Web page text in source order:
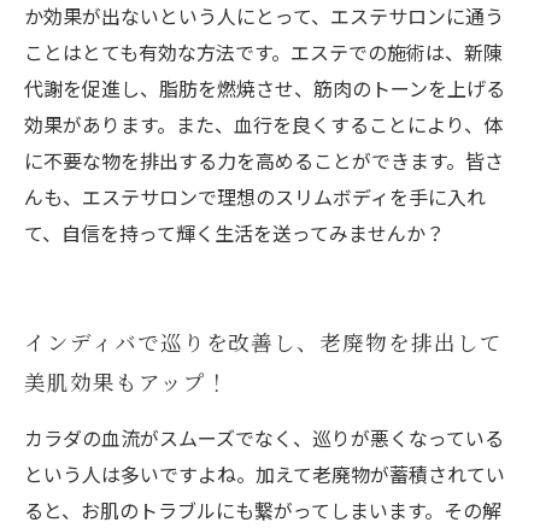
か効果が出ないという人にとって、エステサロンに通う
ことはとても有効な方法です。エステでの施術は、新陳
代謝を促進し、脂肪を燃焼させ、筋肉のトーンを上げる
効果があります。また、血行を良くすることにより、体
に不要な物を排出する力を高めることができます。皆さ
んも、エステサロンで理想のスリムボディを手に入れ
て、自信を持って輝く生活を送ってみませんか？
インディバで巡りを改善し、老廃物を排出して
美肌効果もアップ！
カラダの血流がスムーズでなく、巡りが悪くなっている
という人は多いですよね。加えて老廃物が蓄積されてい
ると、お肌のトラブルにも繋がってしまいます。その解